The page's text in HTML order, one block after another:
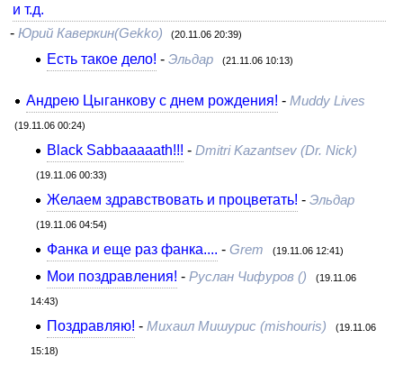
и т.д.
- Юрий Каверкин(Gekko) (20.11.06 20:39)
Есть такое дело! -Эльдар (21.11.06 10:13)
Андрею Цыганкову с днем рождения! - Muddy Lives
(19.11.06 00:24)
Black Sabbaaaaath!!! -Dmitri Kazantsev (Dr. Nick)
(19.11.06 00:33)
Желаем здравствовать и процветать! -Эльдар
(19.11.06 04:54)
Фанка и еще раз фанка.... -Grem (19.11.06 12:41)
Мои поздравления! -Руслан Чифуров () (19.11.06
14:43)
Поздравляю! -Михаил Мишурис (mishouris) (19.11.06
15:18)